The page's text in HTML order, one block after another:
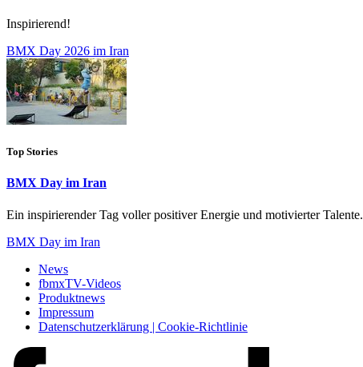
Inspirierend!
BMX Day 2026 im Iran
Top Stories
BMX Day im Iran
Ein inspirierender Tag voller positiver Energie und motivierter Talente.
BMX Day im Iran
News
fbmxTV-Videos
Produktnews
Impressum
Datenschutzerklärung | Cookie-Richtlinie